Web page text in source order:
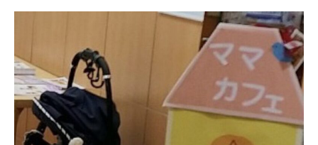
2025年3月
2025年1月
2024年12月
2024年10月
2024年8月